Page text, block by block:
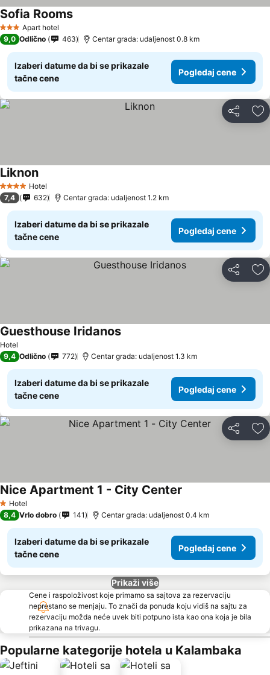
3 ZvezdiceApart hotel
Sofia Rooms
9,0 Odlično 463 Centar grada: udaljenost 0.8 km
Izaberi datume da bi se prikazale
tačne cene
Pogledaj cene
Deli
4 ZvezdiceHotel
Liknon
7,4 632 Centar grada: udaljenost 1.2 km
Izaberi datume da bi se prikazale
tačne cene
Pogledaj cene
Deli
Hotel
Guesthouse Iridanos
9,4 Odlično 772 Centar grada: udaljenost 1.3 km
Izaberi datume da bi se prikazale
tačne cene
Pogledaj cene
Deli
1 Zvezdice
Hotel
Nice Apartment 1 - City Center
8,4 Vrlo dobro 141 Centar grada: udaljenost 0.4 km
Izaberi datume da bi se prikazale
tačne cene
Pogledaj cene
Prikaži više
Cene i raspoloživost koje primamo sa sajtova za rezervaciju
neprestano se menjaju. To znači da ponuda koju vidiš na sajtu za
rezervaciju možda neće uvek biti potpuno ista kao ona koja je bila
prikazana na trivagu.
Popularne kategorije hotela u Kalambaka